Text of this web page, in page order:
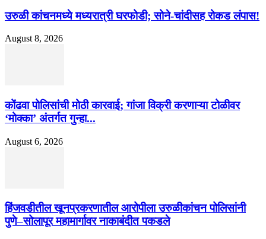
उरुळी कांचनमध्ये मध्यरात्री घरफोडी; सोने-चांदीसह रोकड लंपास!
August 8, 2026
कोंढवा पोलिसांची मोठी कारवाई; गांजा विक्री करणाऱ्या टोळीवर
‘मोक्का’ अंतर्गत गुन्हा...
August 6, 2026
हिंजवडीतील खूनप्रकरणातील आरोपीला उरुळीकांचन पोलिसांनी
पुणे–सोलापूर महामार्गावर नाकाबंदीत पकडले